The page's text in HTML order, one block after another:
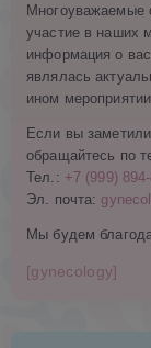
Многоуважаемые
участие в наших
информация о
являлась
ином
Если вы
обращайтесь по
Тел.: +7 (999)
Эл. почта:
Мы будем
[gynecology]